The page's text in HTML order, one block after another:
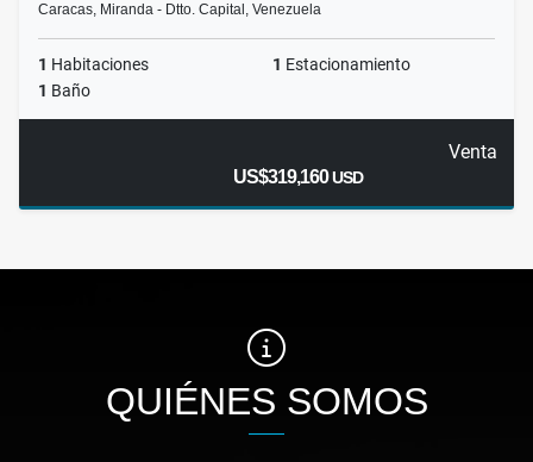
Caracas, Miranda - Dtto. Capital, Venezuela
1 Habitaciones 1 Estacionamiento
1 Baño
Venta
US$319,160USD
QUIÉNES SOMOS